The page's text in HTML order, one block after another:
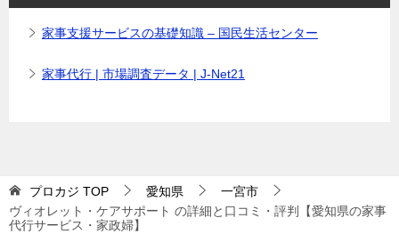
家事支援サービスの基礎知識 – 国民生活センター
家事代行 | 市場調査データ | J-Net21
プロカジ TOP 愛知県
一宮市
ヴィオレット・ケアサポート の詳細と口コミ・評判【愛知県の家事
代行サービス・家政婦】